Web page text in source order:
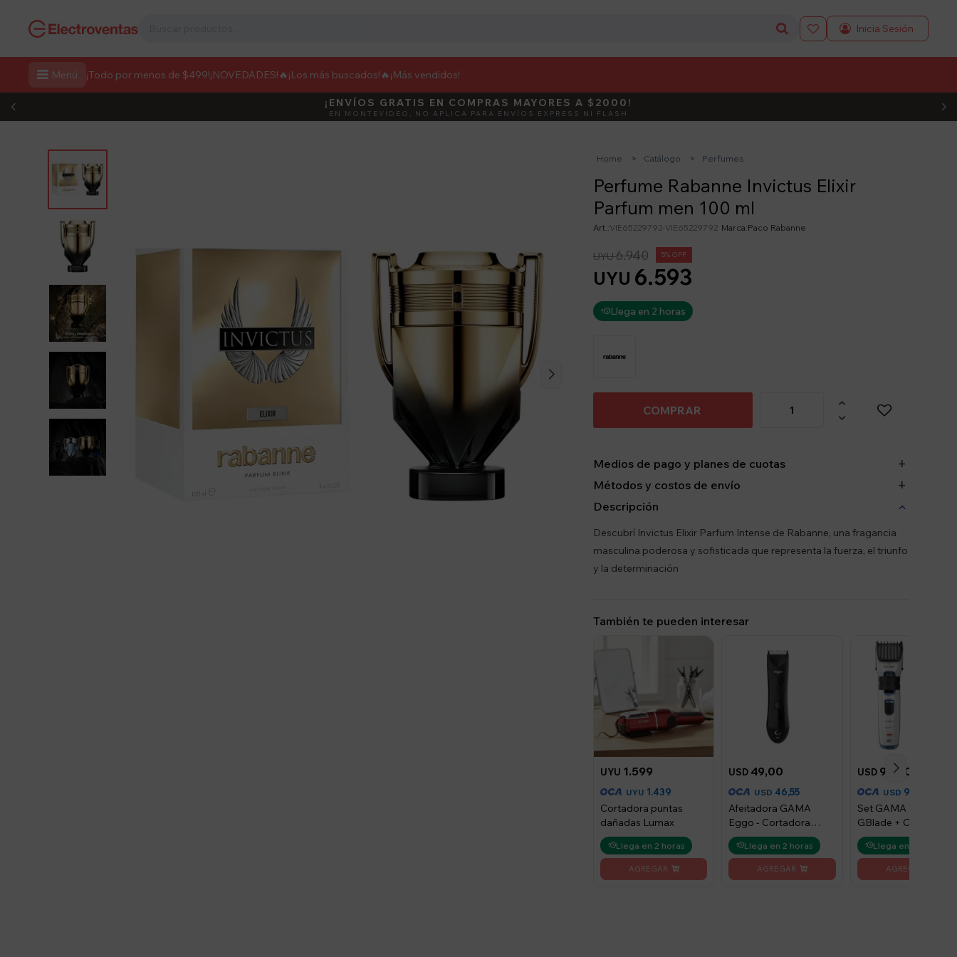
 Menú ¡Todo por menos de $499!¡NOVEDADES! 🔥¡Los más buscados!🔥 ¡Más vendidos!

DEBUT ACTIVÁ EL CÓDIGO
¡ENVÍOS GRATIS EN COMPRAS MAYORES A $2000!
EN MONTEVIDEO, NO APLICA PARA ENVÍOS EXPRESS NI FLASH
Home Catálogo Perfumes
Perfume Rabanne Invictus Elixir
Parfum men 100 ml
VIE65229792-VIE65229792 Paco Rabanne
UYU 6.593
UYU6.940 5
Llega en 2 horas
COMPRAR


Medios de pago y planes de cuotas
Métodos y costos de envío
Descripción
Descubrí Invictus Elixir Parfum Intense de Rabanne, una fragancia
masculina poderosa y sofisticada que representa la fuerza, el triunfo
y la determinación
También te pueden interesar
UYU 1.599
UYU 1.439
Cortadora puntas
dañadas Lumax
Llega en 2 horas
USD 49,00
USD 46,55
Afeitadora GAMA
Eggo - Cortadora
Corporal
Llega en 2 horas
USD 99,00
USD 94,05
Set GAMA Trimmer
GBlade + Cliper
GC567 Sport 220V
Llega en 2 horas